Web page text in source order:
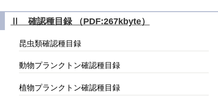
Ⅱ 確認種目録 （PDF:267kbyte）
昆虫類確認種目録
動物プランクトン確認種目録
植物プランクトン確認種目録